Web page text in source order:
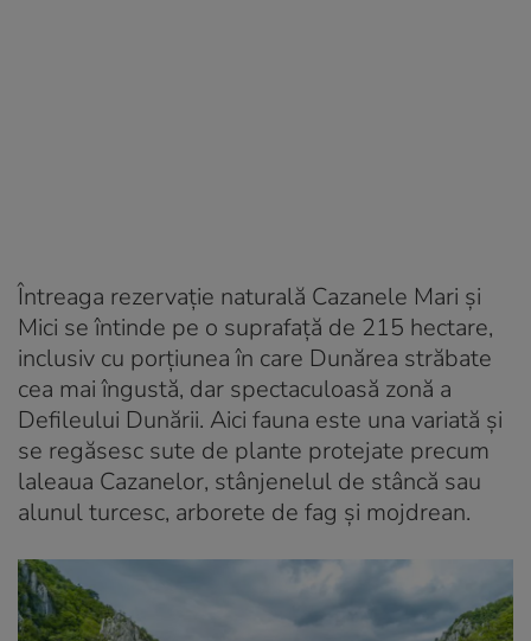
Întreaga rezervație naturală Cazanele Mari și
Mici se întinde pe o suprafață de 215 hectare,
inclusiv cu porțiunea în care Dunărea străbate
cea mai îngustă, dar spectaculoasă zonă a
Defileului Dunării. Aici fauna este una variată și
se regăsesc sute de plante protejate precum
laleaua Cazanelor, stânjenelul de stâncă sau
alunul turcesc, arborete de fag și mojdrean.